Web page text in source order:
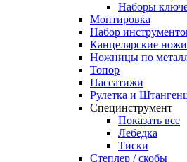
Наборы
Монтировка
Набор
Канцелярские
Ножницы по
Топор
Пассатижи
Рулетка и
Специнструмент
Показать все
Лебедка
Тиски
Степлер / скобы